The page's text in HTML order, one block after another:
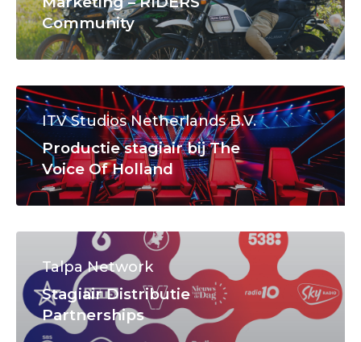
Community
ITV Studios Netherlands B.V.
Productie stagiair bij The
Voice Of Holland
Talpa Network
Stagiair Distributie
Partnerships